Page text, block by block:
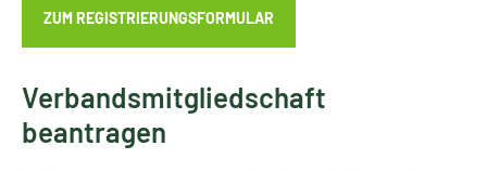
ZUM REGISTRIERUNGSFORMULAR
Verbandsmitgliedschaft
beantragen